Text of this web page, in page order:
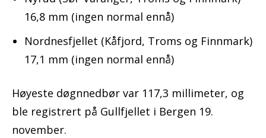
16,8 mm (ingen normal ennå)
Nordnesfjellet (Kåfjord, Troms og Finnmark)
17,1 mm (ingen normal ennå)
Høyeste døgnnedbør var 117,3 millimeter, og
ble registrert på Gullfjellet i Bergen 19.
november.